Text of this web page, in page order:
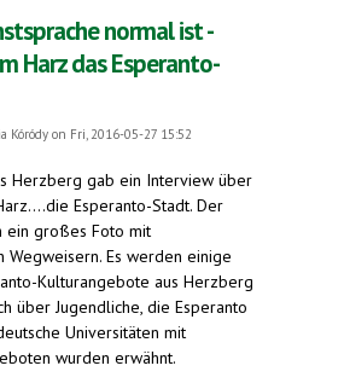
normal ist -
Harz das Esperanto-
Kóródy on Fri, 2016-05-27 15:52
Herzberg gab ein Interview über
Esperanto-Stadt. Der
ein großes Foto mit
Wegweisern. Es werden einige
Kulturangebote aus Herzberg
über Jugendliche, die Esperanto
Universitäten mit
wurden erwähnt.